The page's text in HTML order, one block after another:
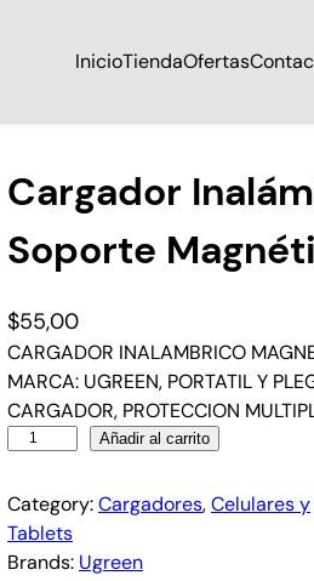
InicioTiendaOfertas
Cargador
Soporte
$55,00
CARGADOR INALAMBRICO
MARCA: UGREEN, PORTATIL Y
CARGADOR, PROTECCION
Añadir al carrito
Category:Cargadores, Celulares y
Tablets
Brands: Ugreen